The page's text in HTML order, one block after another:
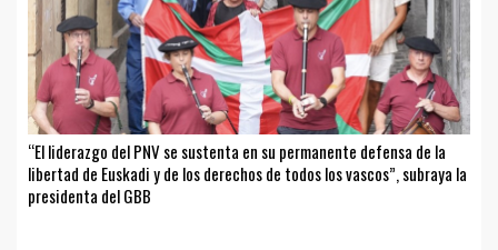
“El liderazgo del PNV se sustenta en su permanente defensa de la
libertad de Euskadi y de los derechos de todos los vascos”, subraya la
presidenta del GBB